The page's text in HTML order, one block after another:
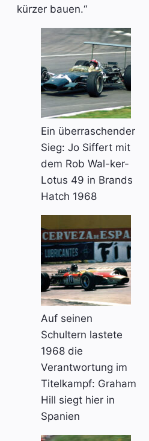
kürzer bauen.“
Ein überraschender
Sieg: Jo Siffert mit
dem Rob Wal-ker-
Lotus 49 in Brands
Hatch 1968
Auf seinen
Schultern lastete
1968 die
Verantwortung im
Titelkampf: Graham
Hill siegt hier in
Spanien